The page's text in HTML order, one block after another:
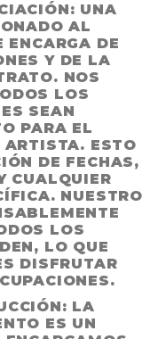
: UNA
AL
DE
Y DE LA
NOS
LOS
SEAN
PARA EL
ARTISTA. ESTO
DE FECHAS,
CUALQUIER
NUESTRO
LOS
LO QUE
DISFRUTAR
: LA
ES UN